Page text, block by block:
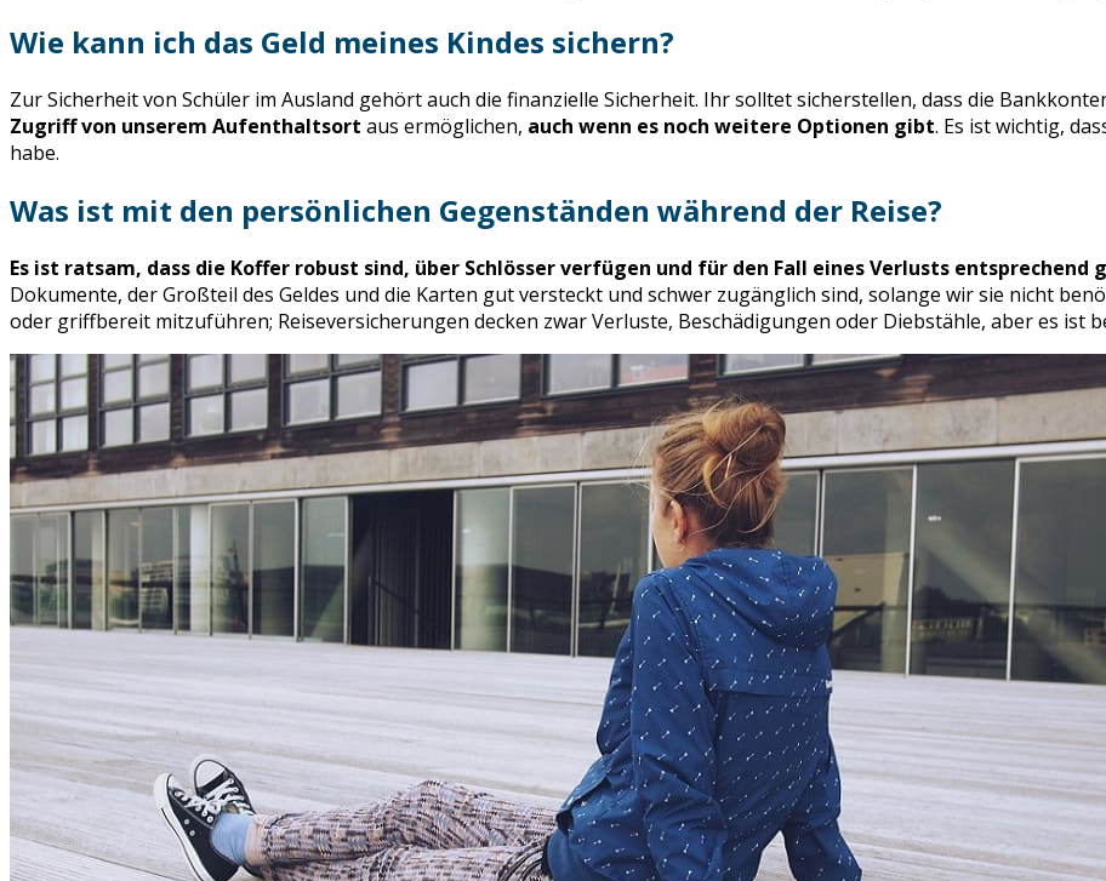
Wie kann ich das Geld meines Kindes sichern?
Zur Sicherheit von Schüler im Ausland gehört auch die finanzielle Sicherheit. Ihr solltet sicherstellen, dass die
Zugriff von unserem Aufenthaltsort aus ermöglichen, auch wenn es noch weitere Optionen gibt. Es ist wichtig,
habe.
Was ist mit den persönlichen Gegenständen während der Reise?
Es ist ratsam, dass die Koffer robust sind, über Schlösser verfügen und für den Fall eines Verlusts entsprechend
Dokumente, der Großteil des Geldes und die Karten gut versteckt und schwer zugänglich sind, solange wir sie nicht
oder griffbereit mitzuführen; Reiseversicherungen decken zwar Verluste, Beschädigungen oder Diebstähle, aber es ist